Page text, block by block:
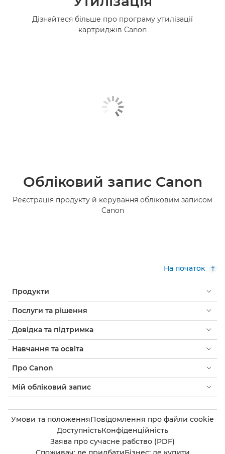
Дізнайтеся більше про програму утилізації
картриджів Canon
Обліковий запис Canon
Реєстрація продукту й керування обліковим записом
Canon
На початок
Продукти
Послуги та рішення
Довідка та підтримка
Навчання та освіта
Про Canon
Мій обліковий запис
Умови та положенняПовідомлення про файли cookie
ДоступністьКонфіденційність
Заява про сучасне рабство (PDF)